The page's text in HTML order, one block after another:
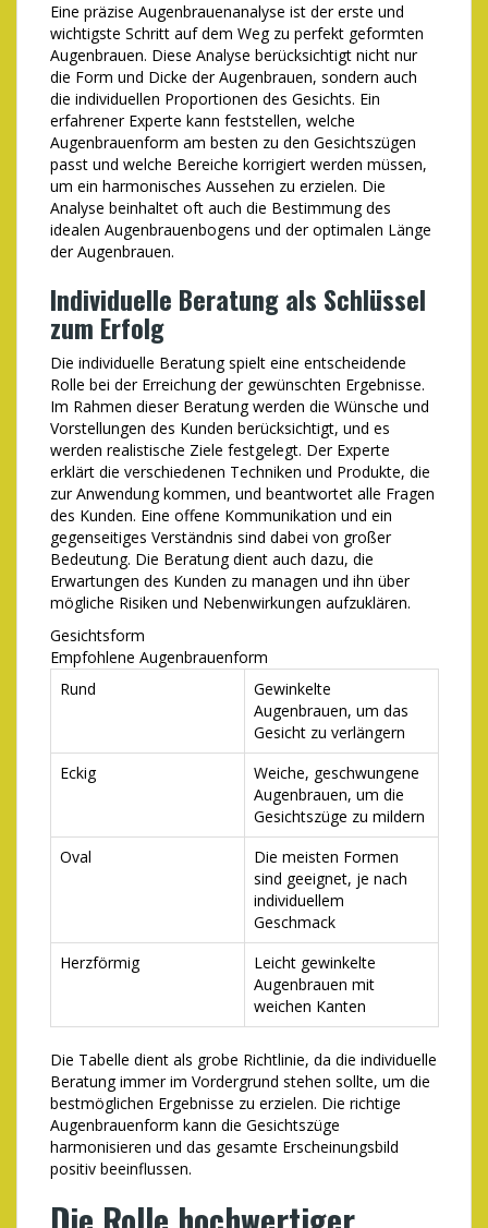
Eine präzise Augenbrauenanalyse ist der erste und
wichtigste Schritt auf dem Weg zu perfekt geformten
Augenbrauen. Diese Analyse berücksichtigt nicht nur
die Form und Dicke der Augenbrauen, sondern auch
die individuellen Proportionen des Gesichts. Ein
erfahrener Experte kann feststellen, welche
Augenbrauenform am besten zu den Gesichtszügen
passt und welche Bereiche korrigiert werden müssen,
um ein harmonisches Aussehen zu erzielen. Die
Analyse beinhaltet oft auch die Bestimmung des
idealen Augenbrauenbogens und der optimalen Länge
der Augenbrauen.
Individuelle Beratung als Schlüssel
zum Erfolg
Die individuelle Beratung spielt eine entscheidende
Rolle bei der Erreichung der gewünschten Ergebnisse.
Im Rahmen dieser Beratung werden die Wünsche und
Vorstellungen des Kunden berücksichtigt, und es
werden realistische Ziele festgelegt. Der Experte
erklärt die verschiedenen Techniken und Produkte, die
zur Anwendung kommen, und beantwortet alle Fragen
des Kunden. Eine offene Kommunikation und ein
gegenseitiges Verständnis sind dabei von großer
Bedeutung. Die Beratung dient auch dazu, die
Erwartungen des Kunden zu managen und ihn über
mögliche Risiken und Nebenwirkungen aufzuklären.
Gesichtsform
Empfohlene Augenbrauenform
Rund
Gewinkelte
Augenbrauen, um das
Gesicht zu verlängern
Eckig
Weiche, geschwungene
Augenbrauen, um die
Gesichtszüge zu mildern
Oval
Die meisten Formen
sind geeignet, je nach
individuellem
Geschmack
Herzförmig
Leicht gewinkelte
Augenbrauen mit
weichen Kanten
Die Tabelle dient als grobe Richtlinie, da die individuelle
Beratung immer im Vordergrund stehen sollte, um die
bestmöglichen Ergebnisse zu erzielen. Die richtige
Augenbrauenform kann die Gesichtszüge
harmonisieren und das gesamte Erscheinungsbild
positiv beeinflussen.